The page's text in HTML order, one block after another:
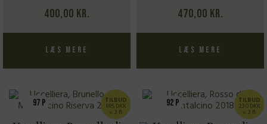
400,00 kr.
Læs mere
470,00 kr.
Læs mere
97 P TILBUD
995 DKK
v. 3 fl.
92 P TILBUD
230 DKK
v. 3 fl.